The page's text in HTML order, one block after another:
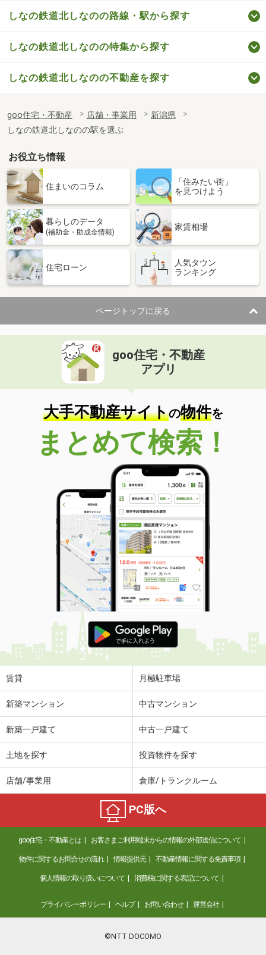
しなの鉄道北しなのの路線・駅から探す
しなの鉄道北しなのの特集から探す
しなの鉄道北しなのの不動産を探す
goo住宅・不動産 店舗・事業用
新潟県
しなの鉄道北しなのの駅を選ぶ
お役立ち情報
住まいのコラム
「住みたい街」
を見つけよう
暮らしのデータ
(補助金・助成金情報)
家賃相場
住宅ローン
人気タウン
ランキング
ページトップに戻る
goo住宅・不動産
アプリ
大手不動産サイトの物件を
まとめて検索！
賃貸 月極駐車場
新築マンション 中古マンション
新築一戸建て 中古一戸建て
土地を探す 投資物件を探す
店舗/事業用 倉庫/トランクルーム
PC版へ
goo住宅・不動産とは お客さまご利用端末からの情報の外部送信について
物件に関するお問合せの流れ 情報提供元 不動産情報に関する免責事項
個人情報の取り扱いについて 消費税に関する表記について
プライバシーポリシー ヘルプ お問い合わせ 運営会社
©NTT DOCOMO